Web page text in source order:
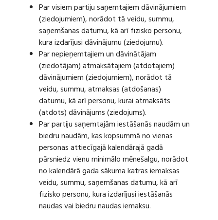
Par visiem partiju saņemtajiem dāvinājumiem
(ziedojumiem), norādot tā veidu, summu,
saņemšanas datumu, kā arī fizisko personu,
kura izdarījusi dāvinājumu (ziedojumu).
Par nepieņemtajiem un dāvinātājam
(ziedotājam) atmaksātajiem (atdotajiem)
dāvinājumiem (ziedojumiem), norādot tā
veidu, summu, atmaksas (atdošanas)
datumu, kā arī personu, kurai atmaksāts
(atdots) dāvinājums (ziedojums).
Par partiju saņemtajām iestāšanās naudām un
biedru naudām, kas kopsummā no vienas
personas attiecīgajā kalendārajā gadā
pārsniedz vienu minimālo mēnešalgu, norādot
no kalendārā gada sākuma katras iemaksas
veidu, summu, saņemšanas datumu, kā arī
fizisko personu, kura izdarījusi iestāšanās
naudas vai biedru naudas iemaksu.